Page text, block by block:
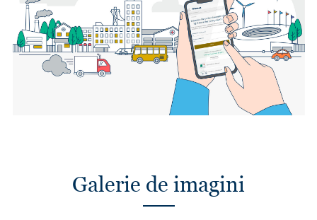
Galerie de imagini